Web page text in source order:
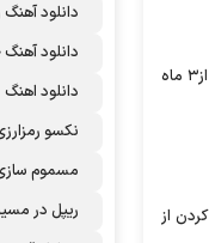
هر چقدر که فرآیند سئو سایت بیشتر طول بکشد، هزینه انجامش کاهش می‌یابد. توجه داشته باشید که بهینه سازی کردن یک سایت در ۶ ماه آسان‌تر از۳ ماه
از
دانلود
دانلود
دانلود اهنگ
نکسو
مسموم
ریپل در